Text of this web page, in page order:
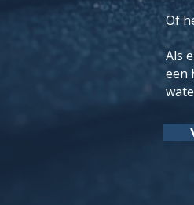
Of
Als
een